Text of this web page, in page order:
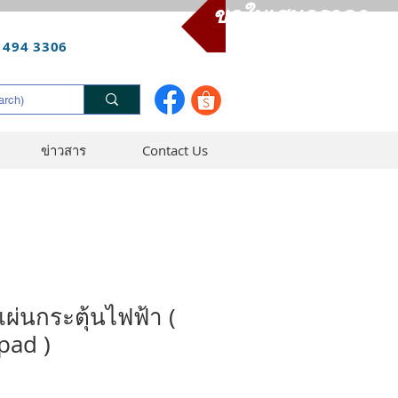
ขอใบเสนอราคา
3306
ข่าวสาร Contact Us
ผ่นกระตุ้นไฟฟ้า (
)